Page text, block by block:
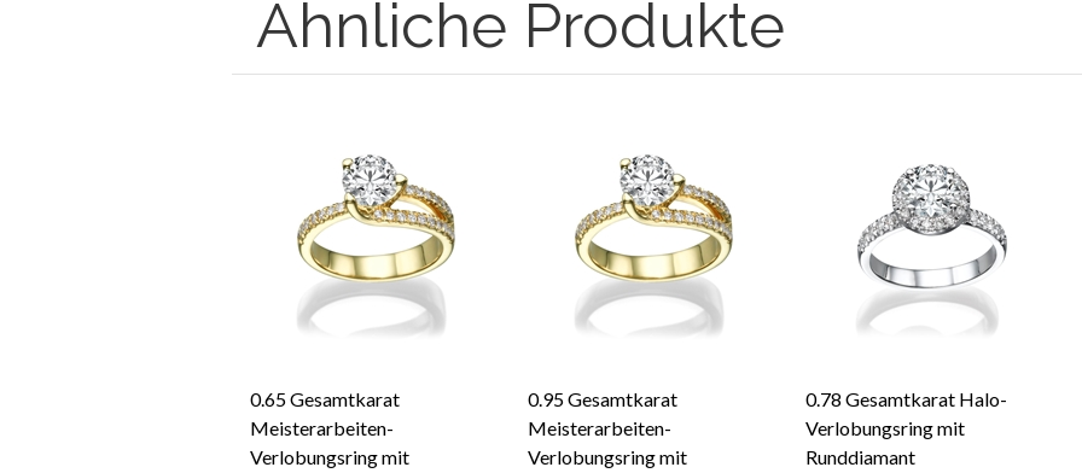
Ähnliche Produkte
0.65 Gesamtkarat
Meisterarbeiten-
Verlobungsring mit
0.95 Gesamtkarat
Meisterarbeiten-
Verlobungsring mit
0.78 Gesamtkarat Halo-
Verlobungsring mit
Runddiamant